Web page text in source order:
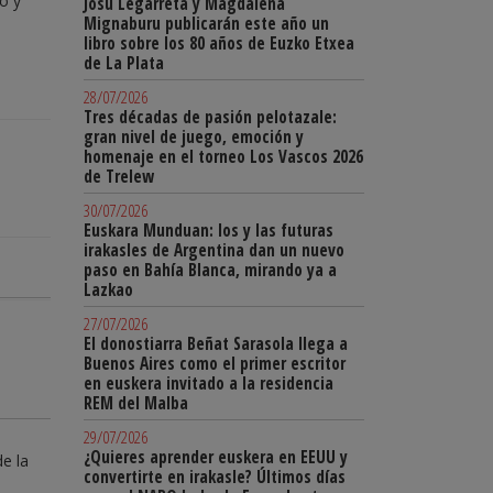
la
Mignaburu publicarán este año un
libro sobre los 80 años de Euzko Etxea
de La Plata
28/07/2026
Tres décadas de pasión pelotazale:
gran nivel de juego, emoción y
homenaje en el torneo Los Vascos 2026
de Trelew
30/07/2026
Euskara Munduan: los y las futuras
irakasles de Argentina dan un nuevo
paso en Bahía Blanca, mirando ya a
Lazkao
27/07/2026
El donostiarra Beñat Sarasola llega a
Buenos Aires como el primer escritor
en euskera invitado a la residencia
REM del Malba
29/07/2026
¿Quieres aprender euskera en EEUU y
convertirte en irakasle? Últimos días